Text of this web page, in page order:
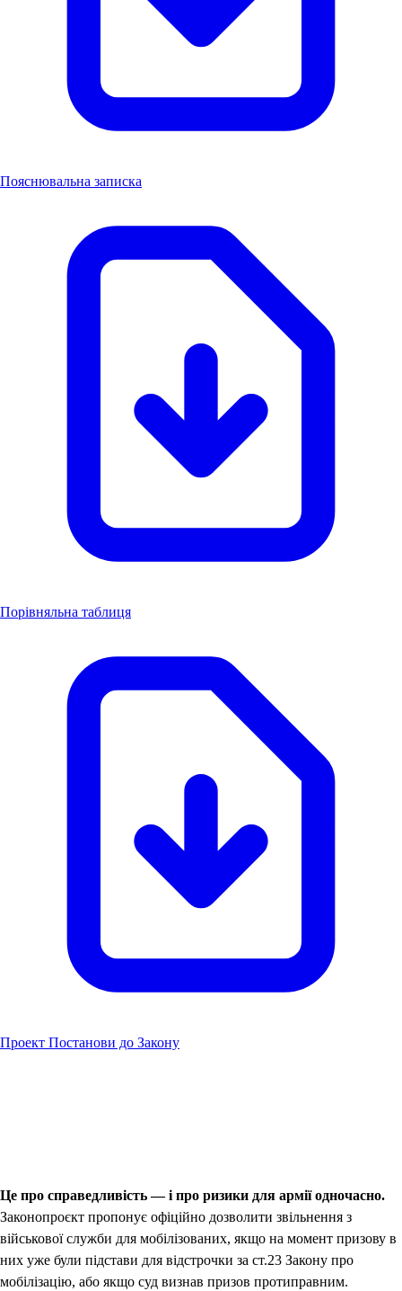
Пояснювальна записка
Порівняльна таблиця
Проект Постанови до Закону
Це про справедливість — і про ризики для армії одночасно.
Законопроєкт пропонує офіційно дозволити звільнення з
військової служби для мобілізованих, якщо на момент призову в
них уже були підстави для відстрочки за ст.23 Закону про
мобілізацію, або якщо суд визнав призов протиправним.